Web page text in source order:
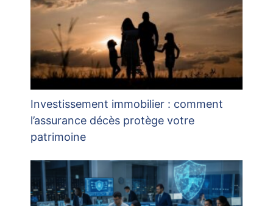
Investissement immobilier : comment
l’assurance décès protège votre
patrimoine